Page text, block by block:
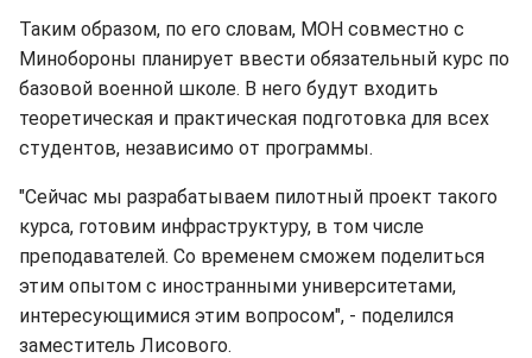
Таким образом, по его словам, МОН совместно с
Минобороны планирует ввести обязательный курс по
базовой военной школе. В него будут входить
теоретическая и практическая подготовка для всех
студентов, независимо от программы.
"Сейчас мы разрабатываем пилотный проект такого
курса, готовим инфраструктуру, в том числе
преподавателей. Со временем сможем поделиться
этим опытом с иностранными университетами,
интересующимися этим вопросом", - поделился
заместитель Лисового.